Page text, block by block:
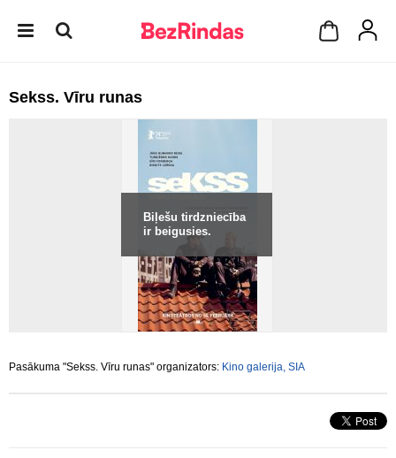
Sekss. Vīru runas
Biļešu tirdzniecība
ir beigusies.
Pasākuma "Sekss. Vīru runas" organizators: Kino galerija, SIA